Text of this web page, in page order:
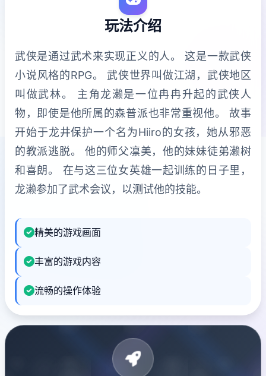
玩法介绍
武侠是通过武术来实现正义的人。 这是一款武侠
小说风格的RPG。 武侠世界叫做江湖，武侠地区
叫做武林。 主角龙濑是一位冉冉升起的武侠人
物，即使是他所属的森普派也非常重视他。 故事
开始于龙井保护一个名为Hiiro的女孩，她从邪恶
的教派逃脱。 他的师父凛美，他的妹妹徒弟濑树
和喜朗。 在与这三位女英雄一起训练的日子里，
龙濑参加了武术会议，以测试他的技能。
精美的游戏画面
丰富的游戏内容
流畅的操作体验